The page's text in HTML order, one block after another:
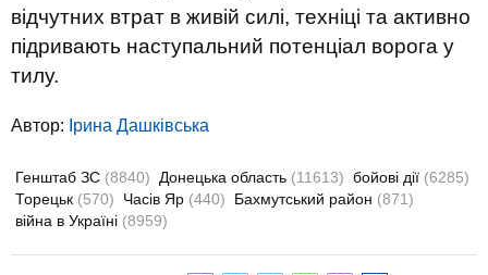
відчутних втрат в живій силі, техніці та активно
підривають наступальний потенціал ворога у
тилу.
Автор: Ірина Дашківська
Генштаб ЗС (8840) Донецька область (11613) бойові дії (6285)
Торецьк (570) Часів Яр (440) Бахмутський район (871)
війна в Україні (8959)